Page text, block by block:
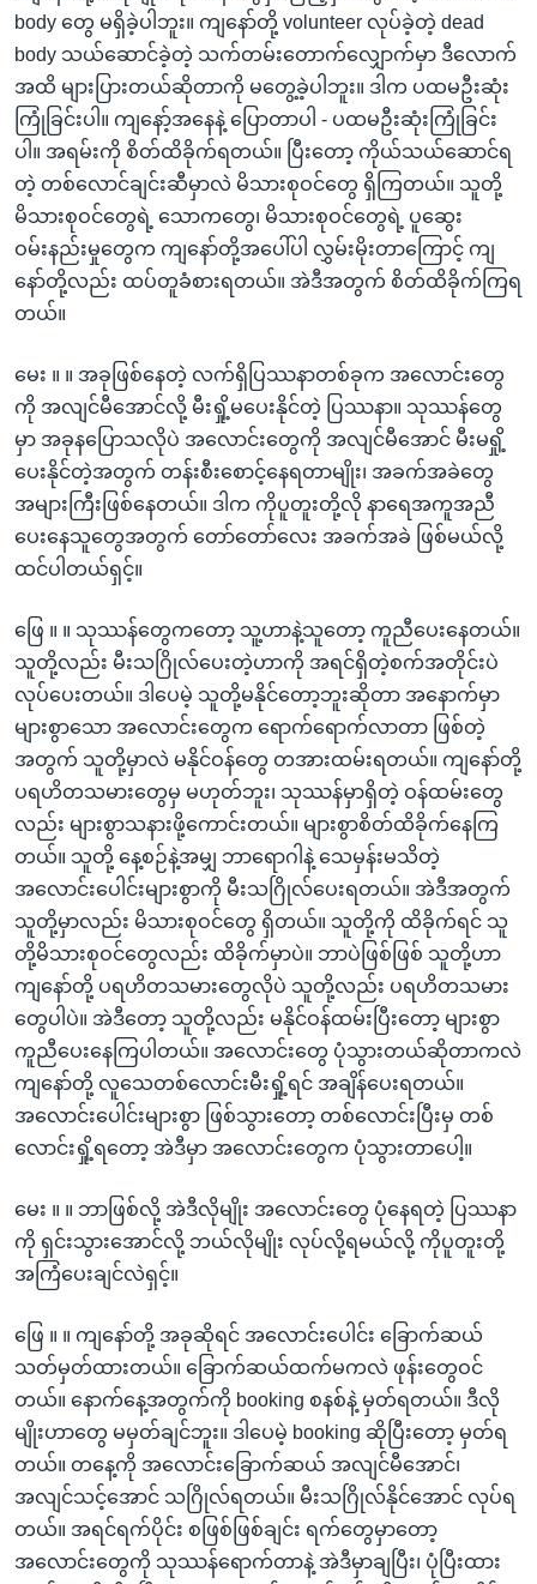
body တွေ မရှိခဲ့ပါဘူး။ ကျနော်တို့ volunteer လုပ်ခဲ့တဲ့ dead
body သယ်ဆောင်ခဲ့တဲ့ သက်တမ်းတောက်လျှောက်မှာ ဒီလောက်
အထိ များပြားတယ်ဆိုတာကို မတွေ့ခဲ့ပါဘူး။ ဒါက ပထမဦးဆုံး
ကြုံခြင်းပါ။ ကျနော့်အနေနဲ့ ပြောတာပါ - ပထမဦးဆုံးကြုံခြင်း
ပါ။ အရမ်းကို စိတ်ထိခိုက်ရတယ်။ ပြီးတော့ ကိုယ်သယ်ဆောင်ရ
တဲ့ တစ်လောင်ချင်းဆီမှာလဲ မိသားစုဝင်တွေ ရှိကြတယ်။ သူတို့
မိသားစုဝင်တွေရဲ့ သောကတွေ၊ မိသားစုဝင်တွေရဲ့ ပူဆွေး
ဝမ်းနည်းမှုတွေက ကျနော်တို့အပေါ်ပါ လွှမ်းမိုးတာကြောင့် ကျ
နော်တို့လည်း ထပ်တူခံစားရတယ်။ အဲဒီအတွက် စိတ်ထိခိုက်ကြရ
တယ်။
မေး ။ ။ အခုဖြစ်နေတဲ့ လက်ရှိပြဿနာတစ်ခုက အလောင်းတွေ
ကို အလျင်မီအောင်လို့ မီးရှို့မပေးနိုင်တဲ့ ပြဿနာ။ သုဿန်တွေ
မှာ အခုနပြောသလိုပဲ အလောင်းတွေကို အလျင်မီအောင် မီးမရှို့
ပေးနိုင်တဲ့အတွက် တန်းစီးစောင့်နေရတာမျိုး၊ အခက်အခဲတွေ
အများကြီးဖြစ်နေတယ်။ ဒါက ကိုပူတူးတို့လို နာရေအကူအညီ
ပေးနေသူတွေအတွက် တော်တော်လေး အခက်အခဲ ဖြစ်မယ်လို့
ထင်ပါတယ်ရှင့်။
ဖြေ ။ ။ သုဿန်တွေကတော့ သူ့ဟာနဲ့သူတော့ ကူညီပေးနေတယ်။
သူတို့လည်း မီးသဂြိုလ်ပေးတဲ့ဟာကို အရင်ရှိတဲ့စက်အတိုင်းပဲ
လုပ်ပေးတယ်။ ဒါပေမဲ့ သူတို့မနိုင်တော့ဘူးဆိုတာ အနောက်မှာ
များစွာသော အလောင်းတွေက ရောက်ရောက်လာတာ ဖြစ်တဲ့
အတွက် သူတို့မှာလဲ မနိုင်ဝန်တွေ တအားထမ်းရတယ်။ ကျနော်တို့
ပရဟိတသမားတွေမှ မဟုတ်ဘူး၊ သုဿန်မှာရှိတဲ့ ဝန်ထမ်းတွေ
လည်း များစွာသနားဖို့ကောင်းတယ်။ များစွာစိတ်ထိခိုက်နေကြ
တယ်။ သူတို့ နေ့စဉ်နဲ့အမျှ ဘာရောဂါနဲ့ သေမှန်းမသိတဲ့
အလောင်းပေါင်းများစွာကို မီးသဂြိုလ်ပေးရတယ်။ အဲဒီအတွက်
သူတို့မှာလည်း မိသားစုဝင်တွေ ရှိတယ်။ သူတို့ကို ထိခိုက်ရင် သူ
တို့မိသားစုဝင်တွေလည်း ထိခိုက်မှာပဲ။ ဘာပဲဖြစ်ဖြစ် သူတို့ဟာ
ကျနော်တို့ ပရဟိတသမားတွေလိုပဲ သူတို့လည်း ပရဟိတသမား
တွေပါပဲ။ အဲဒီတော့ သူတို့လည်း မနိုင်ဝန်ထမ်းပြီးတော့ များစွာ
ကူညီပေးနေကြပါတယ်။ အလောင်းတွေ ပုံသွားတယ်ဆိုတာကလဲ
ကျနော်တို့ လူသေတစ်လောင်းမီးရှို့ရင် အချိန်ပေးရတယ်။
အလောင်းပေါင်းများစွာ ဖြစ်သွားတော့ တစ်လောင်းပြီးမှ တစ်
လောင်းရှို့ရတော့ အဲဒီမှာ အလောင်းတွေက ပုံသွားတာပေါ့။
မေး ။ ။ ဘာဖြစ်လို့ အဲဒီလိုမျိုး အလောင်းတွေ ပုံနေရတဲ့ ပြဿနာ
ကို ရှင်းသွားအောင်လို့ ဘယ်လိုမျိုး လုပ်လို့ရမယ်လို့ ကိုပူတူးတို့
အကြံပေးချင်လဲရှင့်။
ဖြေ ။ ။ ကျနော်တို့ အခုဆိုရင် အလောင်းပေါင်း ခြောက်ဆယ်
သတ်မှတ်ထားတယ်။ ခြောက်ဆယ်ထက်မကလဲ ဖုန်းတွေဝင်
တယ်။ နောက်နေ့အတွက်ကို booking စနစ်နဲ့ မှတ်ရတယ်။ ဒီလို
မျိုးဟာတွေ မမှတ်ချင်ဘူး။ ဒါပေမဲ့ booking ဆိုပြီးတော့ မှတ်ရ
တယ်။ တနေ့ကို အလောင်းခြောက်ဆယ် အလျင်မီအောင်၊
အလျင်သင့်အောင် သဂြိုလ်ရတယ်။ မီးသဂြိုလ်နိုင်အောင် လုပ်ရ
တယ်။ အရင်ရက်ပိုင်း စဖြစ်ဖြစ်ချင်း ရက်တွေမှာတော့
အလောင်းတွေကို သုဿန်ရောက်တာနဲ့ အဲဒီမှာချပြီး၊ ပုံပြီးထား